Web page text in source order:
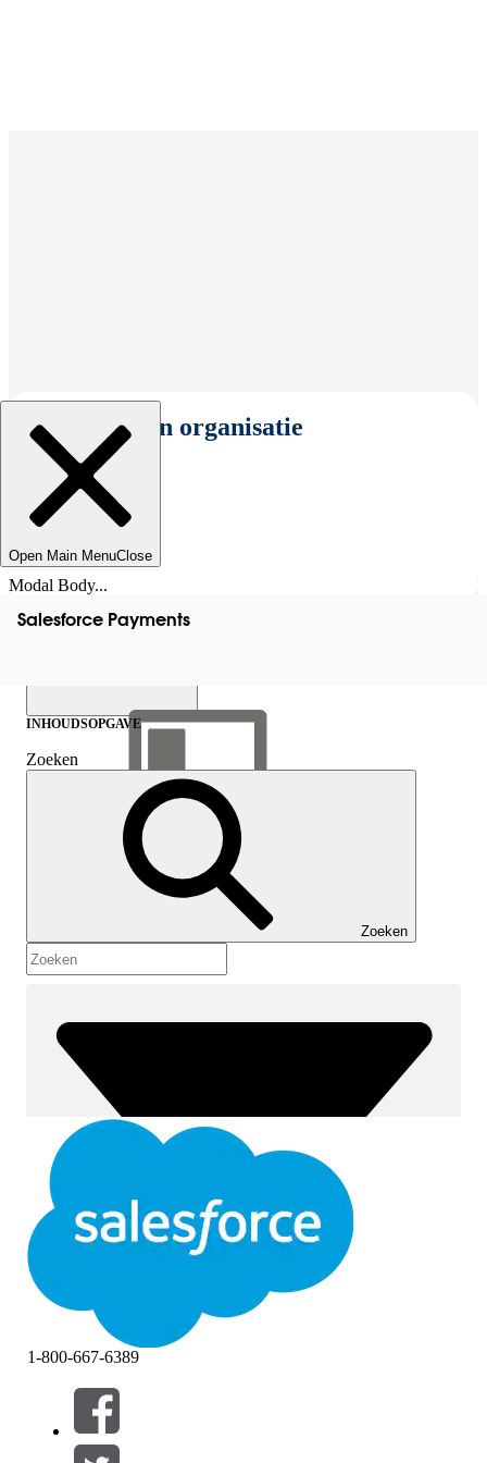
Selecteer een organisatie
Open Main MenuClose
Modal Body...
Salesforce Payments
Inhoudsopgave
weergeven
Inhoudsopgave
INHOUDSOPGAVE
Zoeken
Zoeken
Filters (0)
FILTERS SELECTEREN
1-800-667-6389